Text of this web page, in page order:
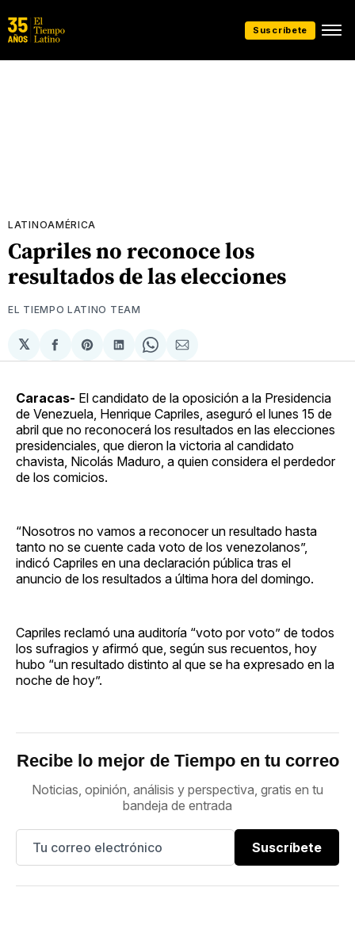
Suscríbete
LATINOAMÉRICA
Capriles no reconoce los
resultados de las elecciones
EL TIEMPO LATINO TEAM
𝕏
Compartir
en
Share
on
Compartir
en
Share
on
Compartir
via
Caracas- El candidato de la oposición a la Presidencia
de Venezuela, Henrique Capriles, aseguró el lunes 15 de
abril que no reconocerá los resultados en las elecciones
presidenciales, que dieron la victoria al candidato
chavista, Nicolás Maduro, a quien considera el perdedor
de los comicios.
“Nosotros no vamos a reconocer un resultado hasta
tanto no se cuente cada voto de los venezolanos”,
indicó Capriles en una declaración pública tras el
anuncio de los resultados a última hora del domingo.
Capriles reclamó una auditoría “voto por voto” de todos
los sufragios y afirmó que, según sus recuentos, hoy
hubo “un resultado distinto al que se ha expresado en la
noche de hoy”.
Recibe lo mejor de Tiempo en tu correo
Noticias, opinión, análisis y perspectiva, gratis en tu
bandeja de entrada
Suscríbete